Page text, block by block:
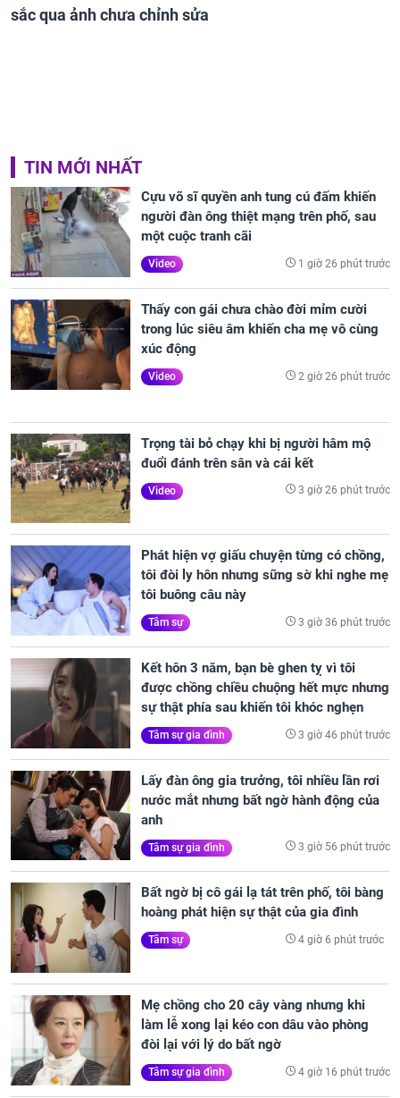
sắc qua ảnh chưa chỉnh sửa
TIN MỚI NHẤT
Cựu võ sĩ quyền anh tung cú đấm khiến
người đàn ông thiệt mạng trên phố, sau
một cuộc tranh cãi
Video 1 giờ 26 phút trước
Thấy con gái chưa chào đời mỉm cười
trong lúc siêu âm khiến cha mẹ vô cùng
xúc động
Video 2 giờ 26 phút trước
Trọng tài bỏ chạy khi bị người hâm mộ
đuổi đánh trên sân và cái kết
Video 3 giờ 26 phút trước
Phát hiện vợ giấu chuyện từng có chồng,
tôi đòi ly hôn nhưng sững sờ khi nghe mẹ
tôi buông câu này
Tâm sự 3 giờ 36 phút trước
Kết hôn 3 năm, bạn bè ghen tỵ vì tôi
được chồng chiều chuộng hết mực nhưng
sự thật phía sau khiến tôi khóc nghẹn
Tâm sự gia đình 3 giờ 46 phút trước
Lấy đàn ông gia trưởng, tôi nhiều lần rơi
nước mắt nhưng bất ngờ hành động của
anh
Tâm sự gia đình 3 giờ 56 phút trước
Bất ngờ bị cô gái lạ tát trên phố, tôi bàng
hoàng phát hiện sự thật của gia đình
Tâm sự 4 giờ 6 phút trước
Mẹ chồng cho 20 cây vàng nhưng khi
làm lễ xong lại kéo con dâu vào phòng
đòi lại với lý do bất ngờ
Tâm sự gia đình 4 giờ 16 phút trước